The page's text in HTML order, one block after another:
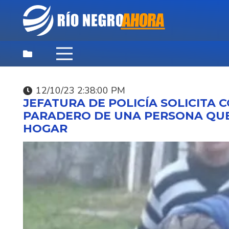
12/10/23 2:38:00 PM
JEFATURA DE POLICÍA SOLICITA
PARADERO DE UNA PERSONA
HOGAR
DESTACADAS,NOTICIAS ,
06/08/26 9:03:44 PM
LAS CONDENAS A
EXMILITARES POR EL
VLADIMIR ROSLIK